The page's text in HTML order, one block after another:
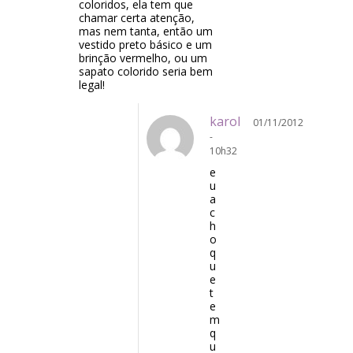
coloridos, ela tem que
chamar certa atenção,
mas nem tanta, então um
vestido preto básico e um
brinção vermelho, ou um
sapato colorido seria bem
legal!
karol
01/11/2012
-
10h32
e
u
a
c
h
o
q
u
e
t
e
m
q
u